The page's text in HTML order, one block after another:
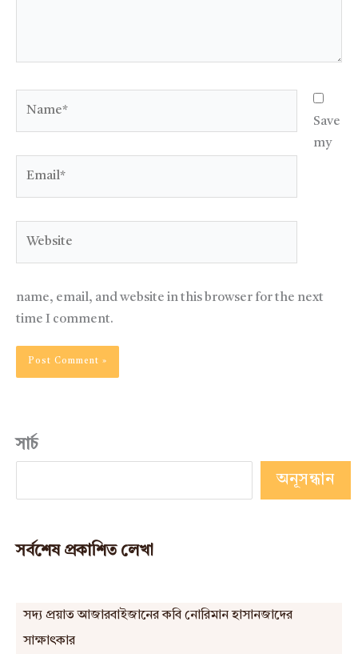
Save
my
name, email, and website in this browser for the next
time I comment.
সার্চ
অনূসন্ধান
সর্বশেষ প্রকাশিত লেখা
সদ্য প্রয়াত আজারবাইজানের কবি নোরিমান হাসানজাদের
সাক্ষাৎকার